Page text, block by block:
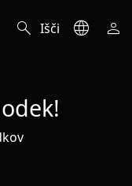
search Išči language person